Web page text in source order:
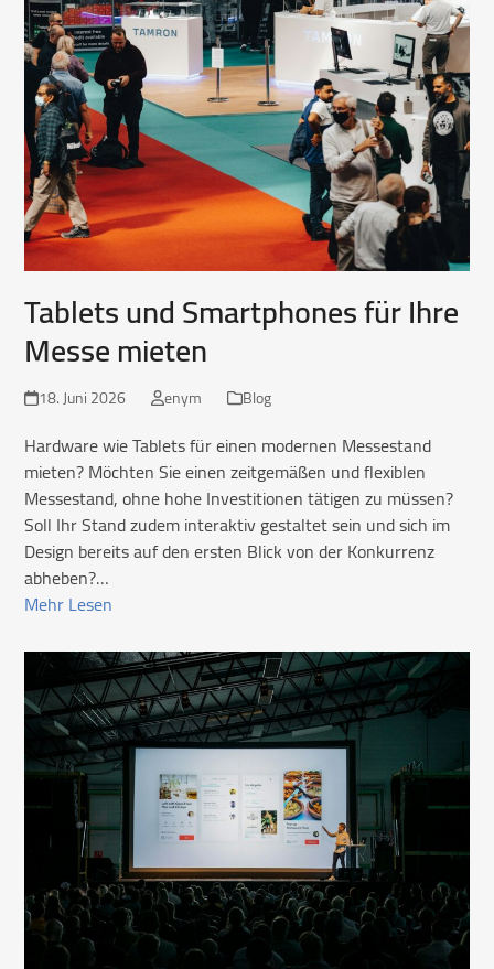
Tablets und Smartphones für Ihre
Messe mieten
18. Juni 2026 enym Blog
Hardware wie Tablets für einen modernen Messestand
mieten? Möchten Sie einen zeitgemäßen und flexiblen
Messestand, ohne hohe Investitionen tätigen zu müssen?
Soll Ihr Stand zudem interaktiv gestaltet sein und sich im
Design bereits auf den ersten Blick von der Konkurrenz
abheben?…
Mehr Lesen